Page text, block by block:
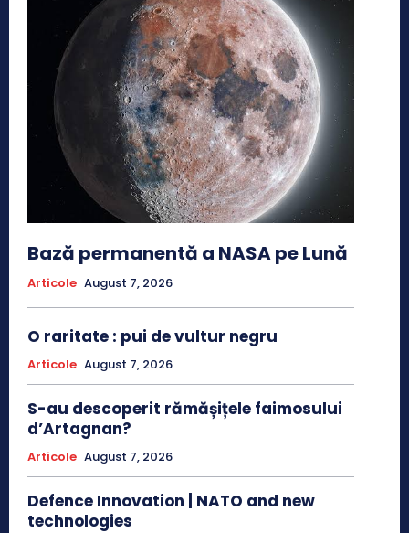
Bază permanentă a NASA pe Lună
Articole August 7, 2026
O raritate : pui de vultur negru
Articole August 7, 2026
S-au descoperit rămășițele faimosului
d’Artagnan?
Articole August 7, 2026
Defence Innovation | NATO and new
technologies